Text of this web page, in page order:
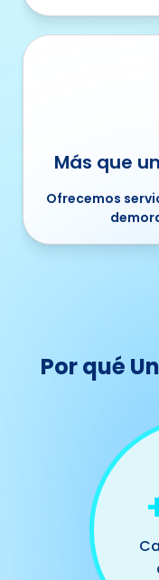
Más que
Ofrecemos
Por qué